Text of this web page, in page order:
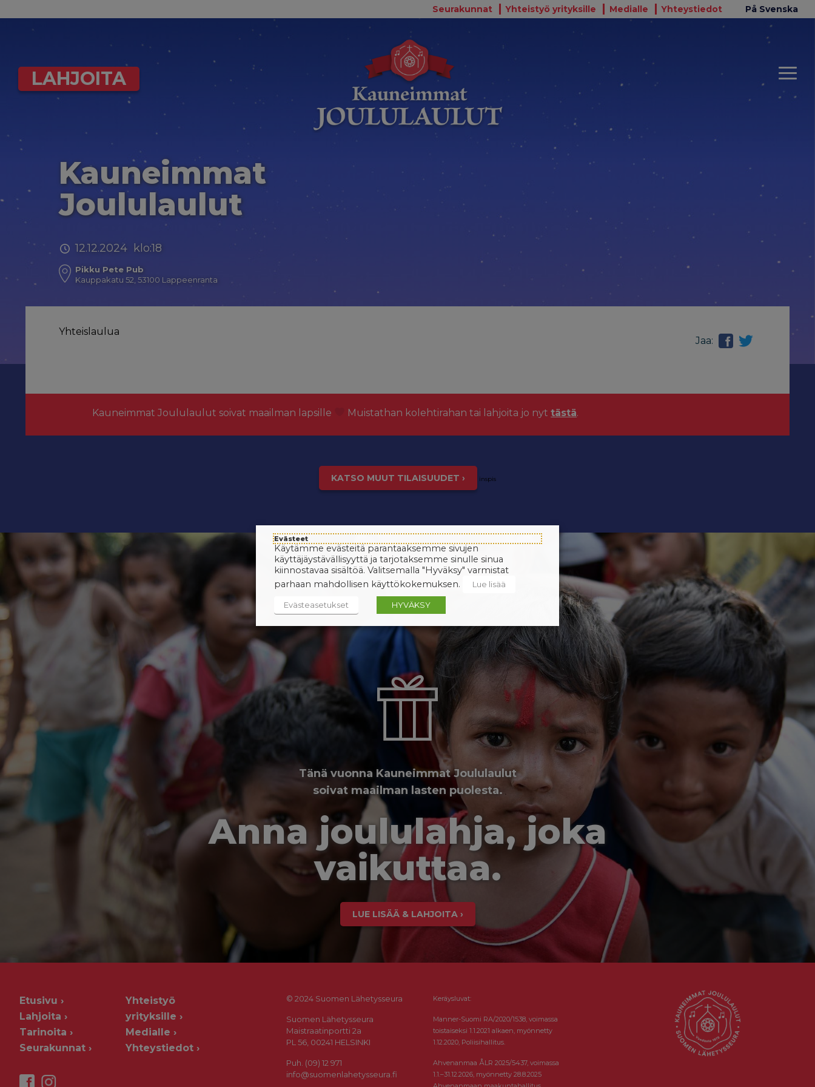
Seurakunnat Yhteistyö yrityksille Medialle Yhteystiedot På Svenska
LAHJOITA
Kauneimmat
Joululaulut
12.12.2024 klo:18
Pikku Pete Pub
Kauppakatu 52, 53100 Lappeenranta
Jaa:
Yhteislaulua
Kauneimmat Joululaulut soivat maailman lapsille Muistathan kolehtirahan tai lahjoita jo nyttästä.
KATSO MUUT TILAISUUDET › inspis
Tänä vuonna Kauneimmat Joululaulut
soivat maailman lasten puolesta.
Anna joululahja, joka
vaikuttaa.
LUE LISÄÄ & LAHJOITA ›
Etusivu
Lahjoita
Tarinoita
Seurakunnat
Yhteistyö
yrityksille
Medialle
Yhteystiedot
© 2024 Suomen Lähetysseura
Suomen Lähetysseura
Maistraatinportti 2a
PL 56, 00241 HELSINKI
Puh. (09) 12 971
info@suomenlahetysseura.fi
Keräysluvat:
Manner-Suomi RA/2020/1538, voimassa
toistaiseksi 1.1.2021 alkaen, myönnetty
1.12.2020, Poliisihallitus.
Ahvenanmaa ÅLR 2025/5437, voimassa
1.1.–31.12.2026, myönnetty 28.8.2025
Evästeet
Käytämme evästeitä parantaaksemme sivujen
käyttäjäystävällisyyttä ja tarjotaksemme sinulle sinua
kiinnostavaa sisältöä. Valitsemalla "Hyväksy" varmistat
parhaan mahdollisen käyttökokemuksen.
Lue lisää
Evästeasetukset HYVÄKSY